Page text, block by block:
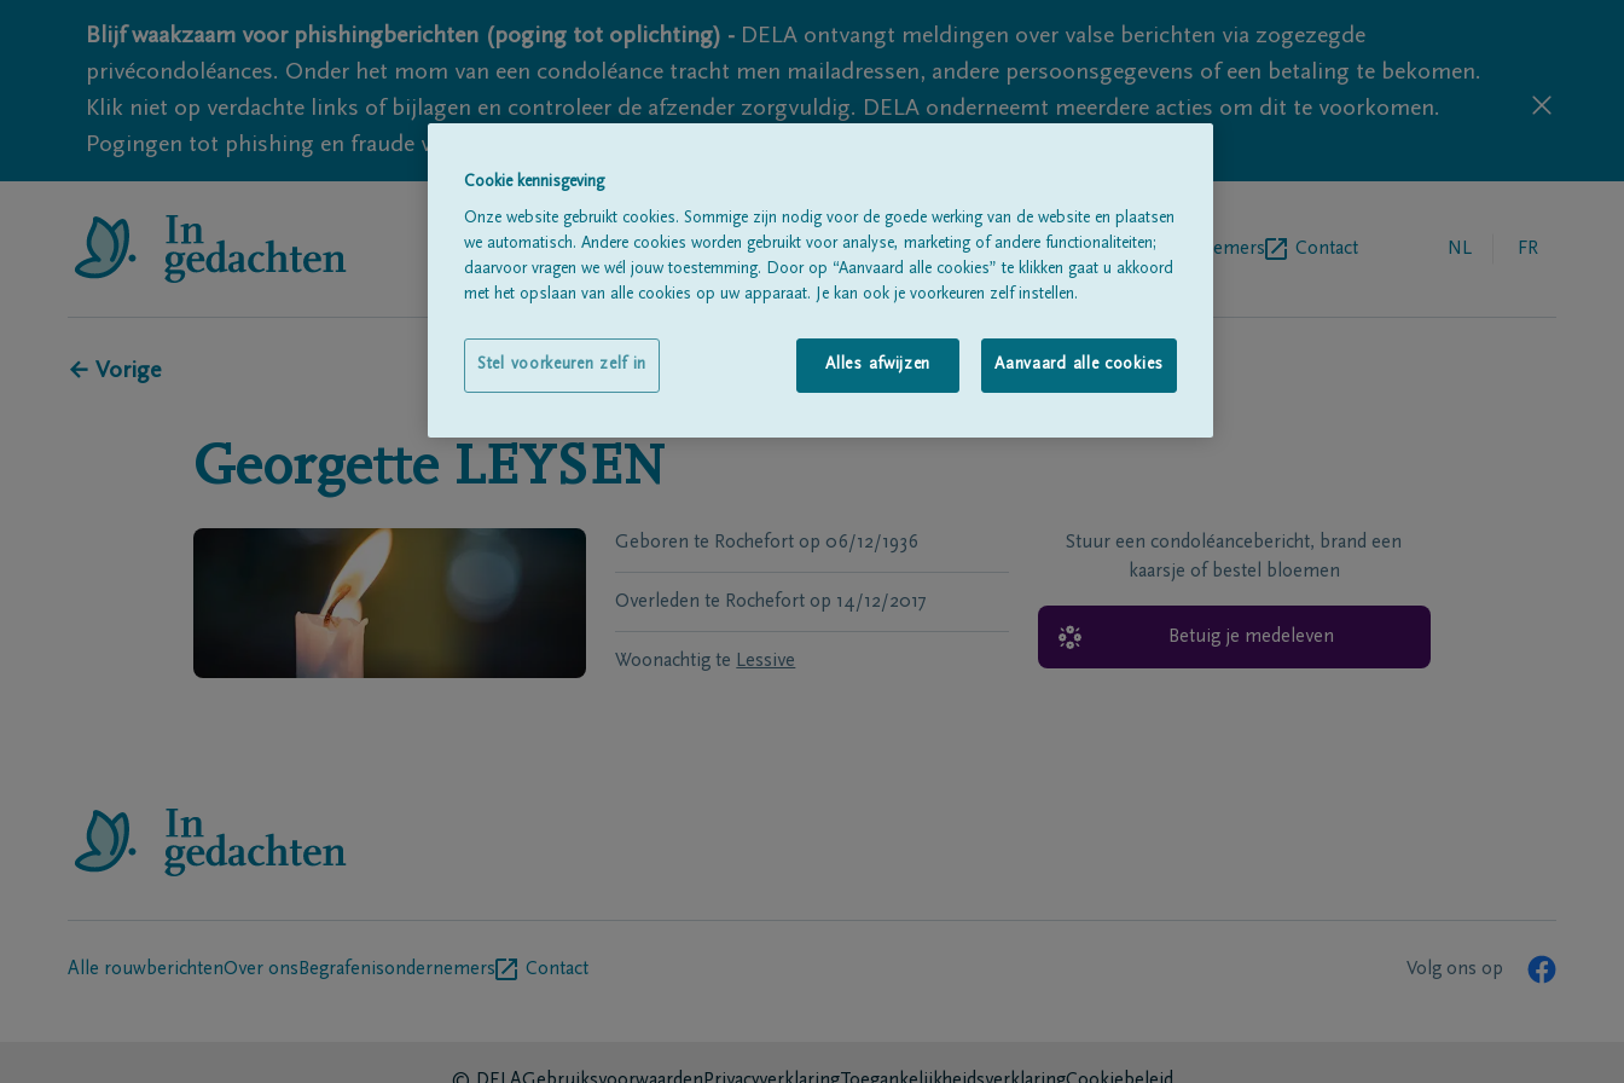
Blijf waakzaam voor phishingberichten (poging tot oplichting) - DELA ontvangt meldingen over valse berichten via zogezegde
privécondoléances. Onder het mom van een condoléance tracht men mailadressen, andere persoonsgegevens of een betaling te bekomen.
Klik niet op verdachte links of bijlagen en controleer de afzender zorgvuldig. DELA onderneemt meerdere acties om dit te voorkomen.
Pogingen tot phishing en fraude vallen echter nooit volledig uit te sluiten, dus blijf waakzaam.
Alle rouwberichten Over onsBegrafenisondernemers Contact NL FR
← Vorige
Georgette LEYSEN
Geboren te Rochefort op 06/12/1936
Overleden te Rochefort op 14/12/2017
Woonachtig te Lessive
Stuur een condoléancebericht, brand een
kaarsje of bestel bloemen
Betuig je medeleven
Alle rouwberichtenOver ons Begrafenisondernemers Contact Volg ons op
Cookie kennisgeving
Onze website gebruikt cookies. Sommige zijn nodig voor de goede werking van de website en plaatsen
we automatisch. Andere cookies worden gebruikt voor analyse, marketing of andere functionaliteiten;
daarvoor vragen we wél jouw toestemming. Door op “Aanvaard alle cookies” te klikken gaat u akkoord
met het opslaan van alle cookies op uw apparaat. Je kan ook je voorkeuren zelf instellen.
Alles afwijzen Aanvaard alle cookies
Stel voorkeuren zelf in